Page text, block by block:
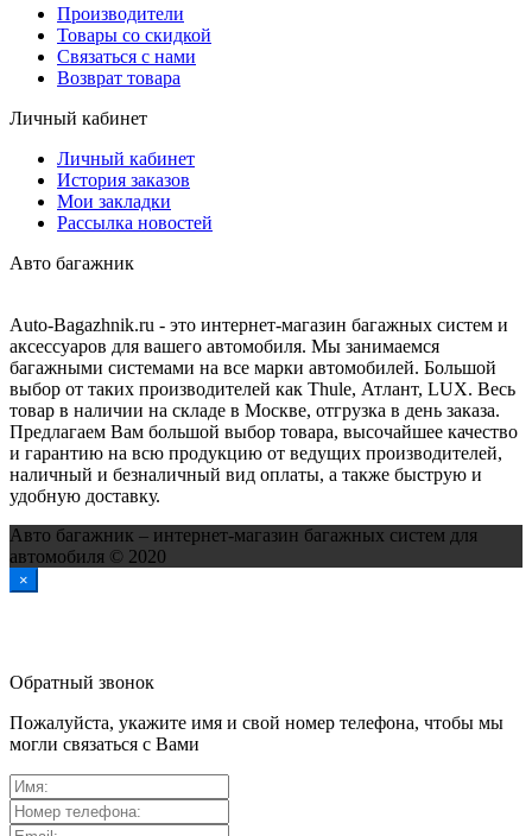
Производители
Товары со скидкой
Связаться с нами
Возврат товара
Личный кабинет
Личный кабинет
История заказов
Мои закладки
Рассылка новостей
Авто багажник
Auto-Bagazhnik.ru - это интернет-магазин багажных систем и
аксессуаров для вашего автомобиля. Мы занимаемся
багажными системами на все марки автомобилей. Большой
выбор от таких производителей как Thule, Атлант, LUX. Весь
товар в наличии на складе в Москве, отгрузка в день заказа.
Предлагаем Вам большой выбор товара, высочайшее качество
и гарантию на всю продукцию от ведущих производителей,
наличный и безналичный вид оплаты, а также быструю и
удобную доставку.
Авто багажник – интернет-магазин багажных систем для
автомобиля © 2020
×
Обратный звонок
Пожалуйста, укажите имя и свой номер телефона, чтобы мы
могли связаться с Вами